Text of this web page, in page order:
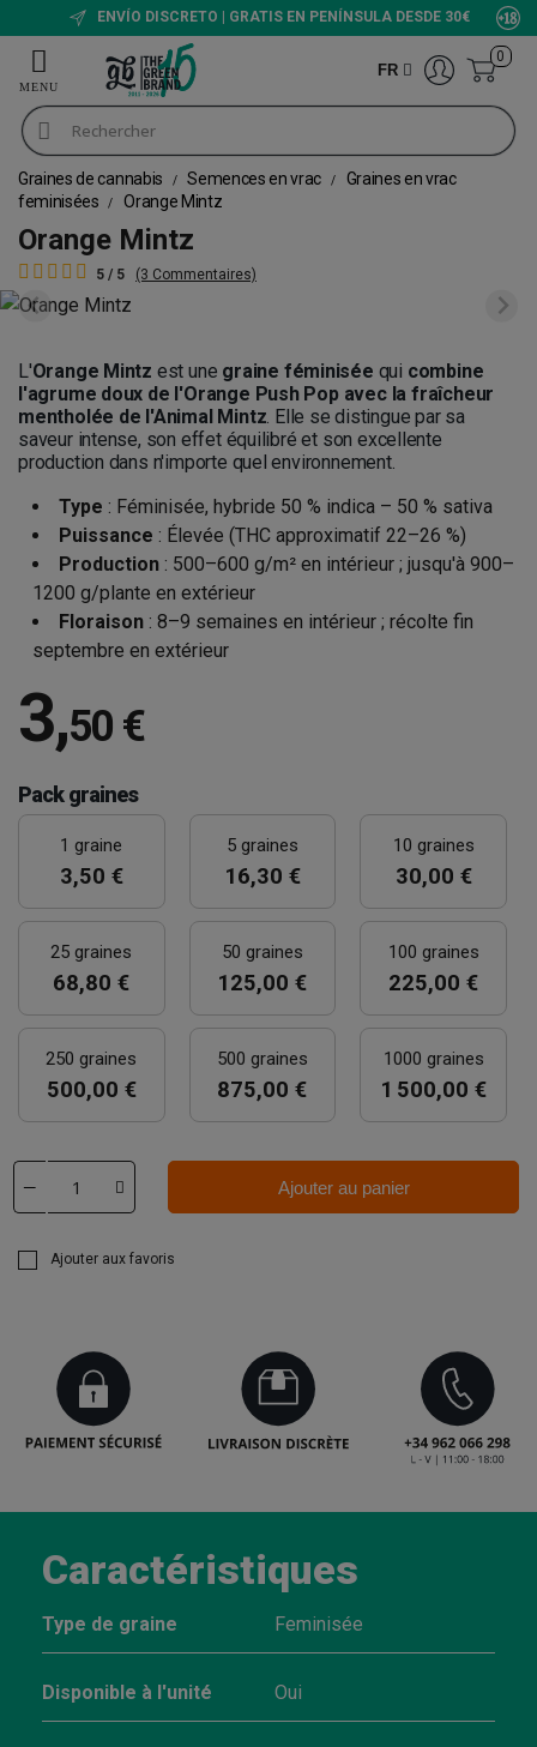
ENVÍO DISCRETO | GRATIS EN PENÍNSULA DESDE 30€
FR
0
Graines de cannabis Semences en vrac
Graines en vrac
feminisées
Orange Mintz
Orange Mintz
5 / 5 (3 Commentaires)
L'Orange Mintz est une graine féminisée qui combine
l'agrume doux de l'Orange Push Pop avec la fraîcheur
mentholée de l'Animal Mintz. Elle se distingue par sa
saveur intense, son effet équilibré et son excellente
production dans n'importe quel environnement.
Type : Féminisée, hybride 50 % indica – 50 % sativa
Puissance : Élevée (THC approximatif 22–26 %)
Production : 500–600 g/m² en intérieur ; jusqu'à 900–
1200 g/plante en extérieur
Floraison : 8–9 semaines en intérieur ; récolte fin
septembre en extérieur
3,50 €
Pack graines
1 graine
3,50 €
5 graines
16,30 €
10 graines
30,00 €
25 graines
68,80 €
50 graines
125,00 €
100 graines
225,00 €
250 graines
500,00 €
500 graines
875,00 €
1000 graines
1 500,00 €
Ajouter au panier
Ajouter aux favoris
Caractéristiques
Type de graine Feminisée
Disponible à l'unité Oui